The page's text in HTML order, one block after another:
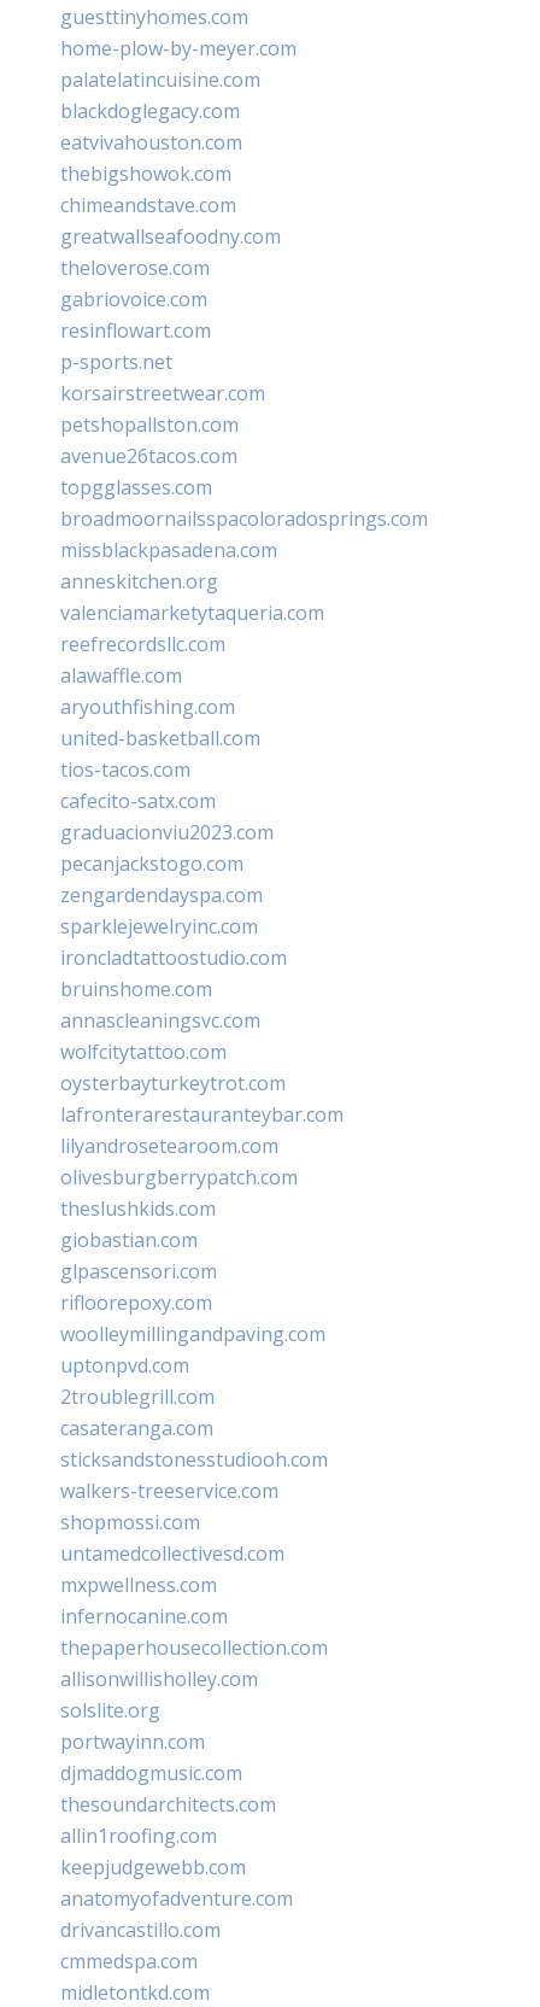
guesttinyhomes.com
home-plow-by-meyer.com
palatelatincuisine.com
blackdoglegacy.com
eatvivahouston.com
thebigshowok.com
chimeandstave.com
greatwallseafoodny.com
theloverose.com
gabriovoice.com
resinflowart.com
p-sports.net
korsairstreetwear.com
petshopallston.com
avenue26tacos.com
topgglasses.com
broadmoornailsspacoloradosprings.com
missblackpasadena.com
anneskitchen.org
valenciamarketytaqueria.com
reefrecordsllc.com
alawaffle.com
aryouthfishing.com
united-basketball.com
tios-tacos.com
cafecito-satx.com
graduacionviu2023.com
pecanjackstogo.com
zengardendayspa.com
sparklejewelryinc.com
ironcladtattoostudio.com
bruinshome.com
annascleaningsvc.com
wolfcitytattoo.com
oysterbayturkeytrot.com
lafronterarestauranteybar.com
lilyandrosetearoom.com
olivesburgberrypatch.com
theslushkids.com
giobastian.com
glpascensori.com
rifloorepoxy.com
woolleymillingandpaving.com
uptonpvd.com
2troublegrill.com
casateranga.com
sticksandstonesstudiooh.com
walkers-treeservice.com
shopmossi.com
untamedcollectivesd.com
mxpwellness.com
infernocanine.com
thepaperhousecollection.com
allisonwillisholley.com
solslite.org
portwayinn.com
djmaddogmusic.com
thesoundarchitects.com
allin1roofing.com
keepjudgewebb.com
anatomyofadventure.com
drivancastillo.com
cmmedspa.com
midletontkd.com